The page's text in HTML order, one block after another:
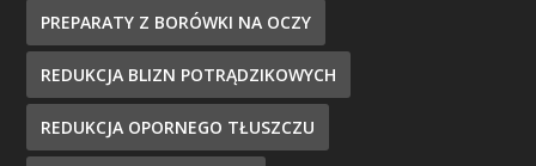
PREPARATY Z BORÓWKI NA OCZY
REDUKCJA BLIZN POTRĄDZIKOWYCH
REDUKCJA OPORNEGO TŁUSZCZU